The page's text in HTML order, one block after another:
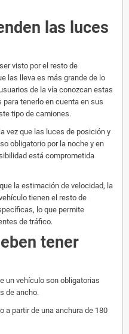
las luces
visto por el resto de
las lleva es más grande de lo
de la vía conozcan estas
tenerlo en cuenta en sus
tipo de camiones.
vez que las luces de posición y
obligatorio por la noche y en
está comprometida
la estimación de velocidad, la
tienen el resto de
lo que permite
de tráfico.
tener
un vehículo son obligatorias
de ancho.
a partir de una anchura de 180